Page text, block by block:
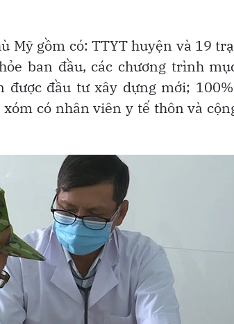
Mỹ gồm có: TTYT huyện và 19
ban đầu, các chương trình
đầu tư xây dựng mới;
có nhân viên y tế thôn và